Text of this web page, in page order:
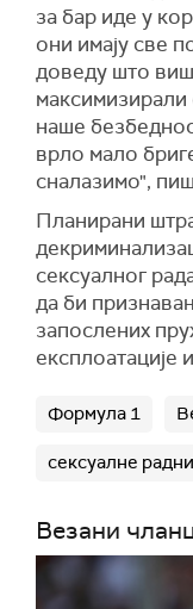
за бар иде у
они имају све
доведу што
максимизирали
наше
врло мало
сналазимо",
Планирани
сексуалног
да би
запослених
експлоатације
Формула 1
сексуалне
Везани